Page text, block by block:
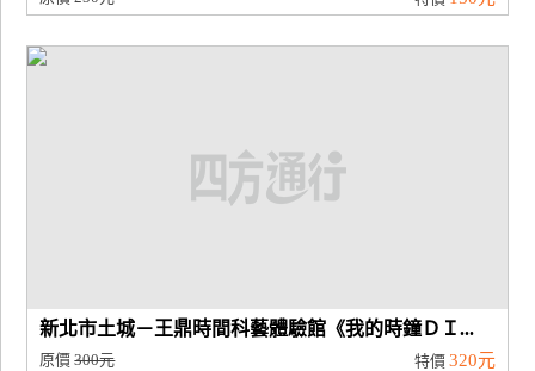
品
宣
傳
新北市土城－王鼎時間科藝體驗館《我的時鐘ＤＩ...
原價300元 特價 320元